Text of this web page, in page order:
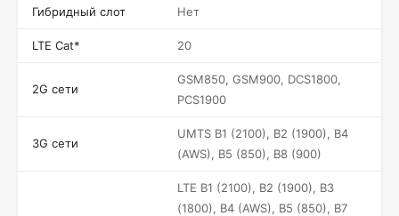
Гибридный слот Нет
LTE Cat* 20
2G сети
GSM850, GSM900, DCS1800,
PCS1900
3G сети
UMTS B1 (2100), B2 (1900), B4
(AWS), B5 (850), B8 (900)
LTE B1 (2100), B2 (1900), B3
(1800), B4 (AWS), B5 (850), B7